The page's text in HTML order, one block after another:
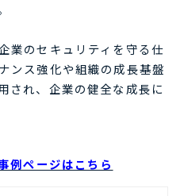
業のセキュリティを守る仕
ンス強化や組織の成長基盤
され、企業の健全な成長に
例ページはこちら